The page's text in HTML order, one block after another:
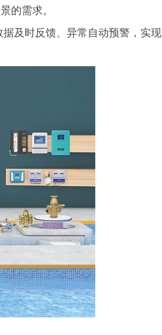
的需求。
及时反馈、异常自动预警，实现